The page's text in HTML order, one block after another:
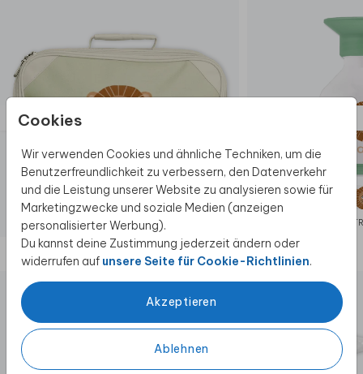
Cookies
Wir verwenden Cookies und ähnliche Techniken, um die
Benutzerfreundlichkeit zu verbessern, den Datenverkehr
und die Leistung unserer Website zu analysieren sowie für
Marketingzwecke und soziale Medien (anzeigen
personalisierter Werbung).
Du kannst deine Zustimmung jederzeit ändern oder
widerrufen auf unsere Seite für Cookie-Richtlinien.
Akzeptieren
Ablehnen
KINDERKOFFER DOPPER
Diese Produkte könnten dir auch gefallen